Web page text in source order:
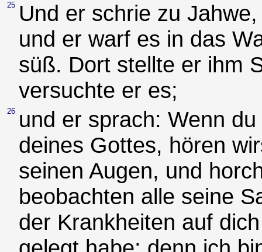
25 Und er schrie zu
und er warf es in das
süß. Dort stellte er ihm
versuchte er es;
26 und er sprach: Wenn
deines Gottes, hören
seinen Augen, und
beobachten alle seine
der Krankheiten auf